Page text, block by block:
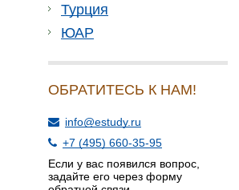
Турция
ЮАР
ОБРАТИТЕСЬ К НАМ!
info@estudy.ru
+7 (495) 660-35-95
Если у вас появился вопрос,
задайте его через форму